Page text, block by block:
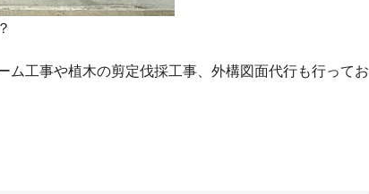
工事や植木の剪定伐採工事、外構図面代行も行ってお